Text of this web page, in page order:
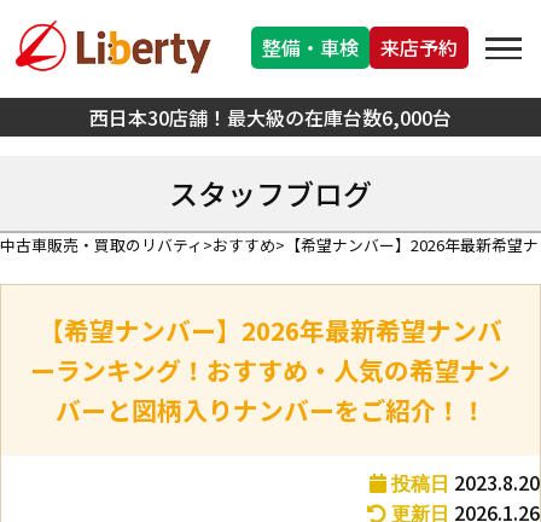
西日本30店舗！最大級の在庫台数6,000台
整備・車検 来店予約
スタッフブログ
中古車販売・買取のリバティ おすすめ 【希望ナンバー】2026年最新希望
【希望ナンバー】2026年最新希望ナンバ
ーランキング！おすすめ・人気の希望ナン
バーと図柄入りナンバーをご紹介！！
投稿日 2023.8.20
更新日 2026.1.26